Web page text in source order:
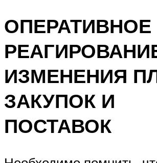
ОПЕРАТИВНОЕ
ИЗМЕНЕНИЯ
ЗАКУПОК И
ПОСТАВОК